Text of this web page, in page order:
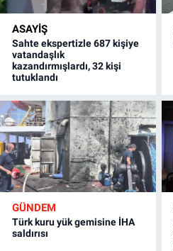
ASAYİŞ
Sahte ekspertizle 687 kişiye
vatandaşlık
kazandırmışlardı, 32 kişi
tutuklandı
GÜNDEM
Türk kuru yük gemisine İHA
saldırısı